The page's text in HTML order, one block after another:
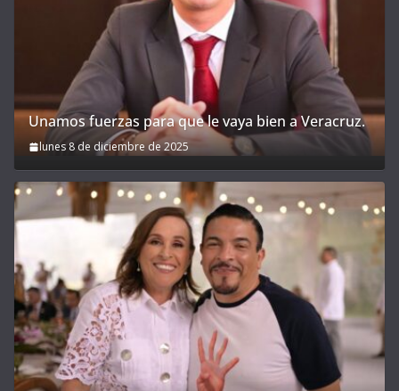
Unamos fuerzas para que le vaya bien a Veracruz.
lunes 8 de diciembre de 2025